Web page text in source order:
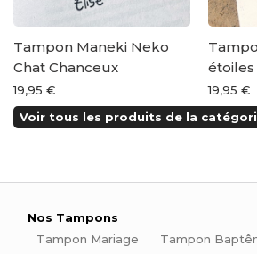
Tampon Maneki Neko
Chat Chanceux
19,95 €
étoiles
19,95 €
Voir tous les produits de la
Nos Tampons
Tampon Mariage
Tampon